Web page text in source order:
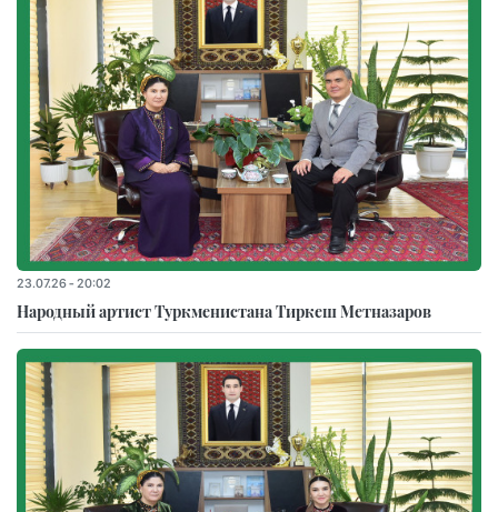
23.07.26 - 20:02
Народный артист Туркменистана Тиркеш Мeтназаров